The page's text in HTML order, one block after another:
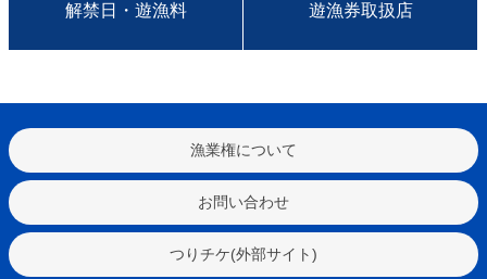
解禁日・遊漁料 遊漁券取扱店
漁業権について
お問い合わせ
つりチケ(外部サイト)